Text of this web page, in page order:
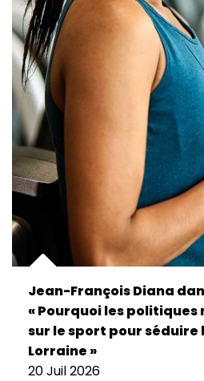
Jean-François Diana
« Pourquoi les politiques
sur le sport pour séduire
Lorraine »
20 Juil 2026